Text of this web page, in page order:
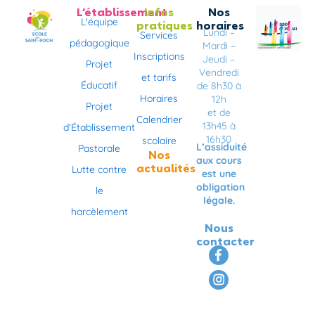
L’établissement
L'équipe
pédagogique
Projet
Éducatif
Projet
d'Établissement
Pastorale
Lutte contre
le
harcèlement
Infos
pratiques
Services
Inscriptions
et tarifs
Horaires
Calendrier
scolaire
Nos
actualités
Nos
horaires
Lundi –
Mardi –
Jeudi –
Vendredi
de 8h30 à
12h
et de
13h45 à
16h30
L’assiduité
aux cours
est une
obligation
légale.
Nous
contacter
F
a
c
I
n
s